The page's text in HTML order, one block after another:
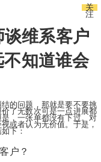
关
注
谈维系客户
知道谁会
的问题，那就是要不要挑
了无数次可是一点进展都
，一张单都没有下过。对
或者认为无价值。于是，
下：
户？